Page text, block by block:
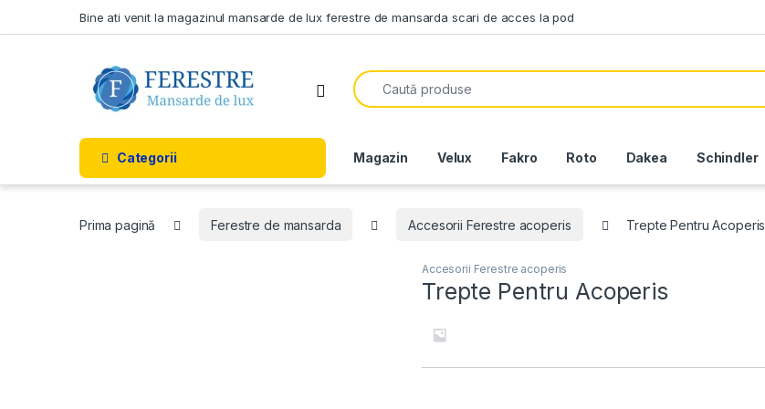
Bine ati venit la magazinul mansarde de lux ferestre de mansarda scari de acces la pod
Open
Search for:
Categorii Magazin Velux Fakro Roto Dakea Schindler
Prima pagină Ferestre de mansarda Accesorii Ferestre acoperis Trepte Pentru Acoperis
Accesorii Ferestre acoperis
Trepte Pentru Acoperis